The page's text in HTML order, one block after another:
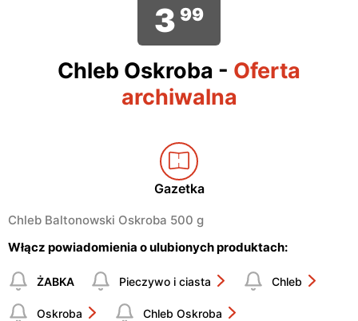
3 99
Chleb Oskroba - Oferta
archiwalna
Gazetka
Chleb Baltonowski Oskroba 500 g
Włącz powiadomienia o ulubionych produktach:
ŻABKA Pieczywo i ciasta Chleb
Oskroba Chleb Oskroba